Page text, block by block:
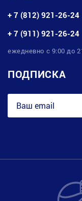
+ 7 (812) 921-26-24
+ 7 (911) 921-26-24
ежедневно с 9:00 до
ПОДПИСКА